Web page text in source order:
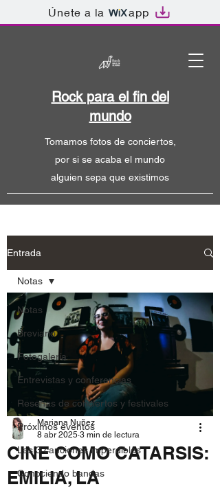
Únete a la app
Tomamos fotos de conciertos,
por si se acaba el mundo
alguien sepa que existimos
Rock para el fin del
mundo
Entrada
Notas
Breviario
Fotogalería
Entrevistas y conferencias
Reseñas de conciertos y festivales
Próximos eventos
Las 3 canciones imperdibles
Conociendo bandas
Notas
CINE COMO CATARSIS:
EMILIA, LA
Mariana Nuñez
8 abr 2025 3 min de lectura